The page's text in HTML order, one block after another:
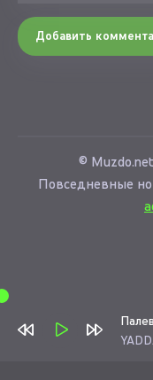
Добавить
©
Повседневные